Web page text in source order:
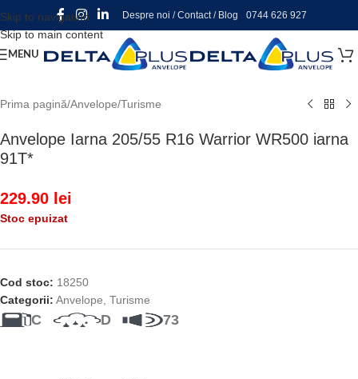
Skip to navigation
Skip to main content
Despre noi /Contact/ Blog 0744 626 927
MENU
Prima pagină/Anvelope/Turisme
Anvelope Iarna 205/55 R16 Warrior WR500 iarna
91T*
229.90 lei
Stoc epuizat
Cod stoc: 18250
Categorii: Anvelope Turisme
C D 73